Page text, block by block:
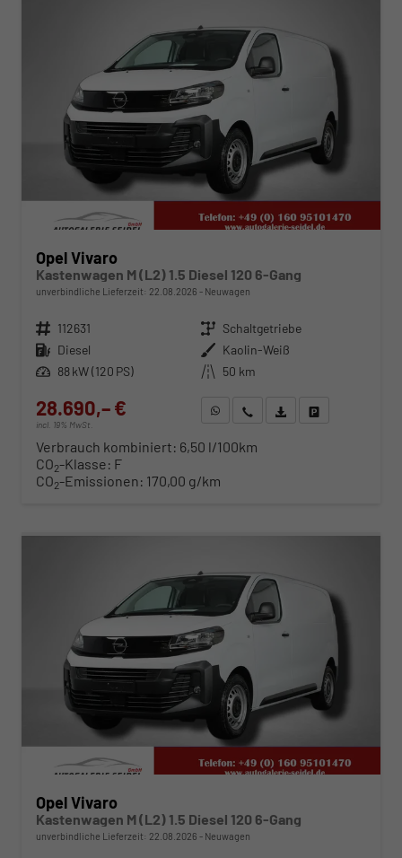
Opel Vivaro
Kastenwagen M (L2) 1.5 Diesel 120 6-Gang
unverbindliche Lieferzeit: 22.08.2026 Neuwagen
Fahrzeugnr. 112631 Getriebe Schaltgetriebe
Kraftstoff Diesel Außenfarbe Kaolin-Weiß
Leistung 88 kW (120 PS) Kilometerstand 50 km
28.690,– €
incl. 19% MwSt.
WhatsApp anfragen
Wir rufen Sie anFahrzeugexposé (PDF)
Verbrauch kombiniert: 6,50 l/100km
CO2-Klasse: F
CO2-Emissionen: 170,00 g/km
Opel Vivaro
Kastenwagen M (L2) 1.5 Diesel 120 6-Gang
unverbindliche Lieferzeit: 22.08.2026 Neuwagen